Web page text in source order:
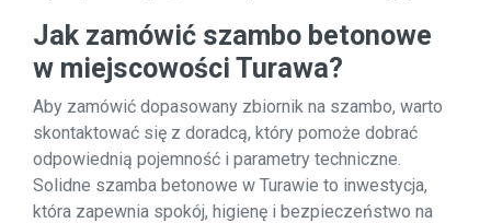
Jak zamówić szambo betonowe
w miejscowości Turawa?
Aby zamówić dopasowany zbiornik na szambo, warto
skontaktować się z doradcą, który pomoże dobrać
odpowiednią pojemność i parametry techniczne.
Solidne szamba betonowe w Turawie to inwestycja,
która zapewnia spokój, higienę i bezpieczeństwo na